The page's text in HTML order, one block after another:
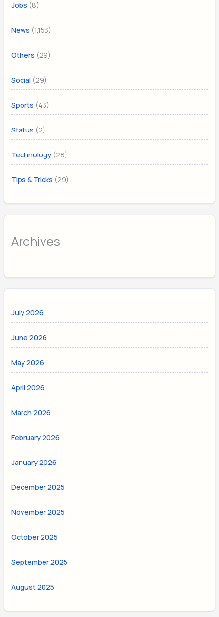
Jobs (8)
News (1,153)
Others (29)
Social (29)
Sports (43)
Status (2)
Technology (28)
Tips & Tricks (29)
Archives
July 2026
June 2026
May 2026
April 2026
March 2026
February 2026
January 2026
December 2025
November 2025
October 2025
September 2025
August 2025